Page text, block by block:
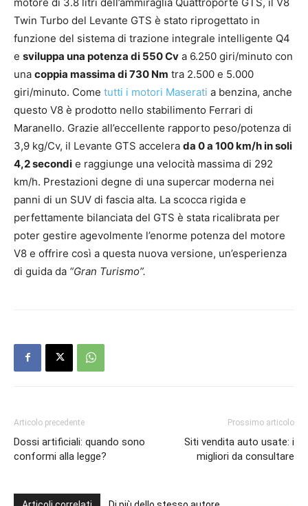
Twin Turbo del Levante GTS è stato riprogettato in
funzione del sistema di trazione integrale intelligente Q4
e sviluppa una potenza di 550 Cv a 6.250 giri/minuto con
una coppia massima di 730 Nm tra 2.500 e 5.000
giri/minuto. Come tutti i motori Maserati a benzina, anche
questo V8 è prodotto nello stabilimento Ferrari di
Maranello. Grazie all’eccellente rapporto peso/potenza di
3,9 kg/Cv, il Levante GTS accelera da 0 a 100 km/h in soli
4,2 secondi e raggiunge una velocità massima di 292
km/h. Prestazioni degne di una supercar moderna nei
panni di un SUV di fascia alta. La scocca rigida e
perfettamente bilanciata del GTS è stata ricalibrata per
poter gestire agevolmente l’enorme potenza del motore
V8 e offrire così a questa nuova versione, un’esperienza
di guida da “Gran Turismo”.
Articolo precedente
Dossi artificiali: quando sono
conformi alla legge?
Prossimo articolo
Siti vendita auto usate: i
migliori da consultare